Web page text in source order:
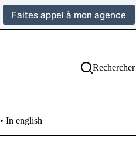
Faites appel à mon agence
Rechercher
• In english